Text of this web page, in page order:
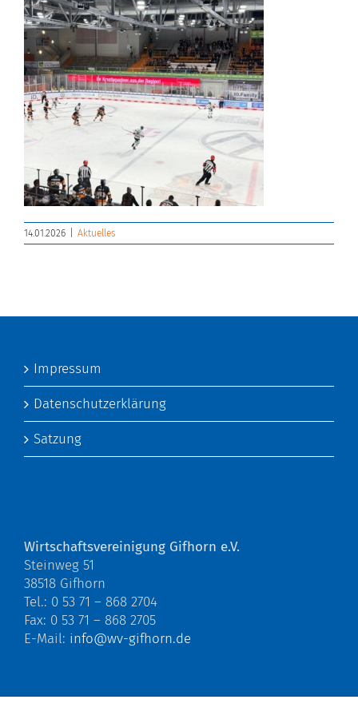
14.01.2026 Aktuelles
Impressum
Datenschutzerklärung
Satzung
Wirtschaftsvereinigung Gifhorn e.V.
Steinweg 51
38518 Gifhorn
Tel.: 0 53 71 – 868 2704
Fax: 0 53 71 – 868 2705
E-Mail: info@wv-gifhorn.de